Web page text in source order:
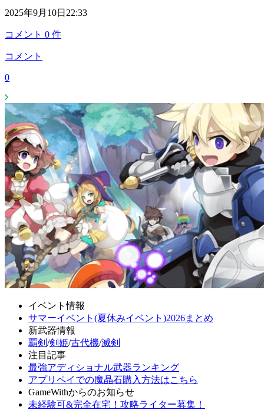
2025年9月10日22:33
コメント 0 件
コメント
0
イベント情報
サマーイベント(夏休みイベント)2026まとめ
新武器情報
覇剣 /剣姫/古代機/滅剣
注目記事
最強アディショナル武器ランキング
アプリペイでの魔晶石購入方法はこちら
GameWithからのお知らせ
未経験可&完全在宅！攻略ライター募集！